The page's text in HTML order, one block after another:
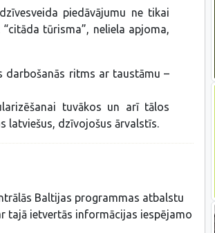
piedāvājumu ne tikai
tūrisma”, neliela apjoma,
darbošanās ritms ar taustāmu –
tuvākos un arī tālos
latviešus, dzīvojošus ārvalstīs.
Baltijas programmas atbalstu
tajā ietvertās informācijas iespējamo